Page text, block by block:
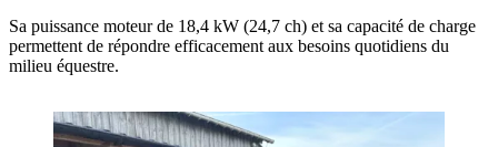
Sa puissance moteur de 18,4 kW (24,7 ch) et sa capacité de charge
permettent de répondre efficacement aux besoins quotidiens du
milieu équestre.